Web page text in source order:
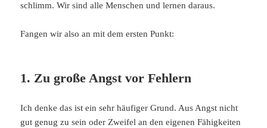
schlimm. Wir sind alle Menschen und lernen daraus.
Fangen wir also an mit dem ersten Punkt:
1. Zu große Angst vor Fehlern
Ich denke das ist ein sehr häufiger Grund. Aus Angst nicht
gut genug zu sein oder Zweifel an den eigenen Fähigkeiten